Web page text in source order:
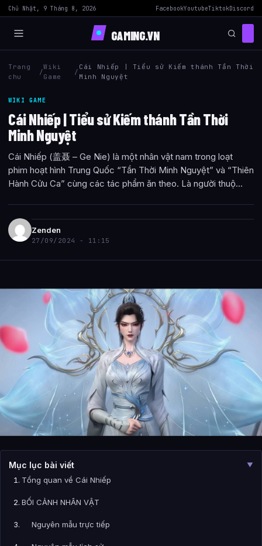
Chủ Nhật, 9 Tháng 8, 2026 FacebookYoutubeTiktokDiscord
GAMING.VN
Trang
chu
/
Wiki
Game
/
Cái Nhiếp | Tiểu sử Kiếm thánh Tần Thời
Minh Nguyệt
WIKI GAME
Cái Nhiếp | Tiểu sử Kiếm thánh Tần Thời
Minh Nguyệt
Cái Nhiếp (盖聂 – Ge Nie) là một nhân vật nam trong loạt
phim hoạt hình Trung Quốc “Tần Thời Minh Nguyệt” và “Thiên
Hành Cửu Ca” cùng các tác phẩm ăn theo. Là người thuộ...
Zenden
27/09/2024 - 11:15
Mục lục bài viết ▼
Tổng quan về Cái Nhiếp
BỐI CẢNH NHÂN VẬT
Nguyên mẫu trực tiếp